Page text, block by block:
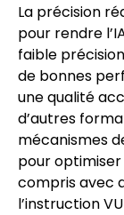
La précision
pour rendre
faible
de bonnes
une qualité
d’autres
mécanismes
pour
compris avec
l’instruction